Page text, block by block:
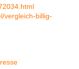
vergleich-billig-